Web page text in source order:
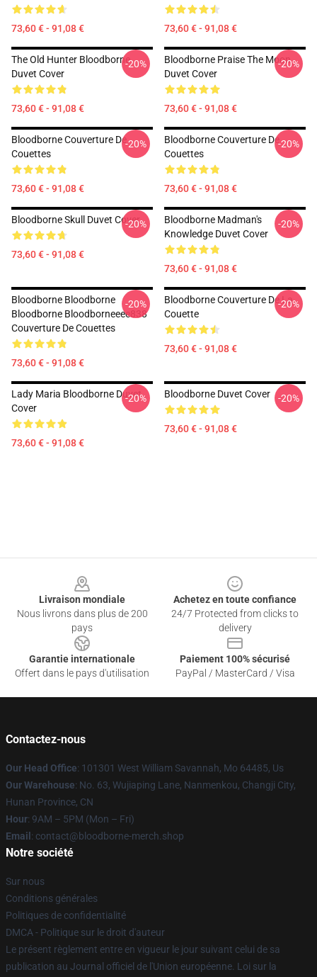
73,60 € - 91,08 € 73,60 € - 91,08 €
The Old Hunter Bloodborne
Duvet Cover
73,60 € - 91,08 €
-20%
Bloodborne Praise The Moon
Duvet Cover
73,60 € - 91,08 €
-20%
Bloodborne Couverture De
Couettes
73,60 € - 91,08 €
-20%
Bloodborne Couverture De
Couettes
73,60 € - 91,08 €
-20%
Bloodborne Skull Duvet Cover
73,60 € - 91,08 €
-20%
Bloodborne Madman's
Knowledge Duvet Cover
73,60 € - 91,08 €
-20%
Bloodborne Bloodborne
Bloodborne Bloodborneeee838
Couverture De Couettes
73,60 € - 91,08 €
-20%
Bloodborne Couverture De La
Couette
73,60 € - 91,08 €
-20%
Lady Maria Bloodborne Duvet
Cover
73,60 € - 91,08 €
-20% Bloodborne Duvet Cover
73,60 € - 91,08 €
-20%
Livraison mondiale
Nous livrons dans plus de 200
pays
Achetez en toute confiance
24/7 Protected from clicks to
delivery
Garantie internationale
Offert dans le pays d'utilisation
Paiement 100% sécurisé
PayPal / MasterCard / Visa
Contactez-nous
Our Head Office: 101301 West William Savannah, Mo 64485, Us
Our Warehouse: No. 63, Wujiaping Lane, Nanmenkou, Changji City,
Hunan Province, CN
Hour: 9AM – 5PM (Mon – Fri)
Email : contact@bloodborne-merch.shop
Notre société
Sur nous
Conditions générales
Politiques de confidentialité
DMCA - Politique sur le droit d'auteur
Le présent règlement entre en vigueur le jour suivant celui de sa
publication au Journal officiel de l'Union européenne. Loi sur la